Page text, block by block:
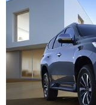
Статьи